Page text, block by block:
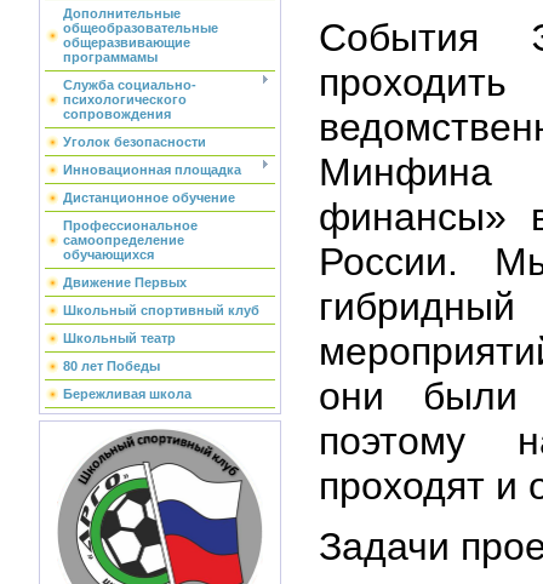
Дополнительные
общеобразовательные
общеразвивающие
программамы
Служба социально-
психологического
сопровождения
Уголок безопасности
Инновационная площадка
Дистанционное обучение
Профессиональное
самоопределение
обучающихся
Движение Первых
Школьный спортивный клуб
Школьный театр
80 лет Победы
Бережливая школа
События
финансы»
России.
они были
поэтому
проходят и
Задачи